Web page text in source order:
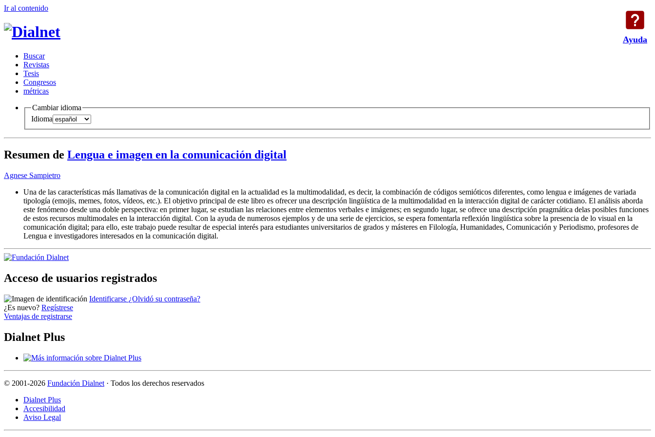
Ayuda
Ir al contenido
Buscar
Revistas
Tesis
Congresos
métricas
Cambiar idioma
Idioma
Resumen de Lengua e imagen en la comunicación digital
Agnese Sampietro
Una de las características más llamativas de la comunicación digital en la actualidad es la multimodalidad, es decir, la combinación de códigos semióticos diferentes, como lengua e imágenes de variada
tipología (emojis, memes, fotos, vídeos, etc.). El objetivo principal de este libro es ofrecer una descripción lingüística de la multimodalidad en la interacción digital de carácter cotidiano. El análisis aborda
este fenómeno desde una doble perspectiva: en primer lugar, se estudian las relaciones entre elementos verbales e imágenes; en segundo lugar, se ofrece una descripción pragmática delas posibles funciones
de estos recursos multimodales en la interacción digital. Con la ayuda de numerosos ejemplos y de una serie de ejercicios, se espera fomentarla reflexión lingüística sobre la presencia de lo visual en la
comunicación digital; para ello, este trabajo puede resultar de especial interés para estudiantes universitarios de grados y másteres en Filología, Humanidades, Comunicación y Periodismo, profesores de
Lengua e investigadores interesados en la comunicación digital.
Acceso de usuarios registrados
Identificarse ¿Olvidó su contraseña?
¿Es nuevo? Regístrese
Ventajas de registrarse
Dialnet Plus
© 2001-2026 Fundación Dialnet · Todos los derechos reservados
Dialnet Plus
Accesibilidad
Aviso Legal